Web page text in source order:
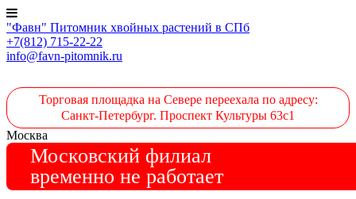
"Фавн" Питомник хвойных растений в СПб
+7(812) 715-22-22
info@favn-pitomnik.ru
Торговая площадка на Севере переехала по адресу:
Санкт-Петербург. Проспект Культуры 63с1
Москва
Московский филиал
временно не работает